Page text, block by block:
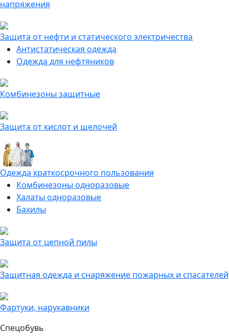
напряжения
Защита от нефти и статического электричества
Антистатическая одежда
Одежда для нефтяников
Комбинезоны защитные
Защита от кислот и щелочей
Одежда краткосрочного пользования
Комбинезоны одноразовые
Халаты одноразовые
Бахилы
Защита от цепной пилы
Защитная одежда и снаряжение пожарных и спасателей
Фартуки, нарукавники
Спецобувь